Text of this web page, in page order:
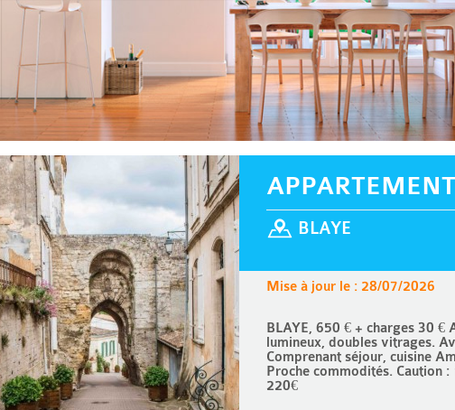
APPARTEMENT
BLAYE
Mise à jour le : 28/07/2026
BLAYE, 650 € + charges 30
lumineux, doubles vitrages.
Comprenant séjour, cuisine
Proche commodités. Caution
220€